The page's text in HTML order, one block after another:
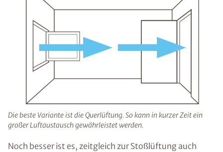
Die beste Variante ist die Querlüftung. So kann in kurzer Zeit ein
großer Luftaustausch gewährleistet werden.
Noch besser ist es, zeitgleich zur Stoßlüftung auch